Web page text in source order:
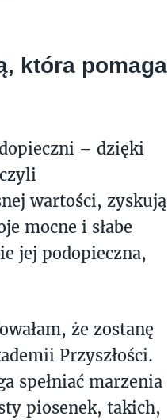
która pomaga
– dzięki
wartości, zyskują
mocne i słabe
jej podopieczna,
że zostanę
Przyszłości.
spełniać marzenia
piosenek, takich,